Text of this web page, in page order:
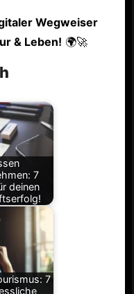
Wegweiser
& Leben! 🌍🚀
7
deinen
7